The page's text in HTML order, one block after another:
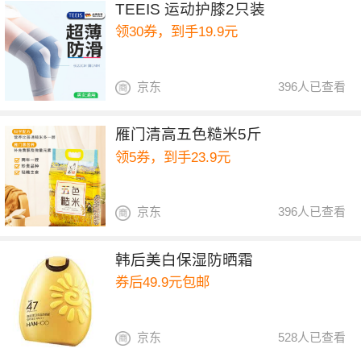
TEEIS 运动护膝2只装
领30券，到手19.9元
396人已查看
京东
雁门清高五色糙米5斤
领5券，到手23.9元
396人已查看
京东
韩后美白保湿防晒霜
券后49.9元包邮
528人已查看
京东